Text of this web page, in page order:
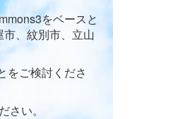
をベースと
、紋別市、立山
をご検討くださ
さい。